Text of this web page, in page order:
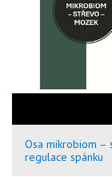
Osa mikrobiom –
regulace spánku